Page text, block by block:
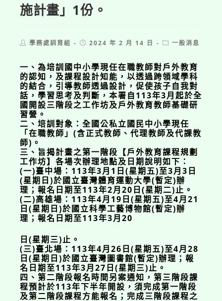
施計畫」1份。
Post學務處訓育組
Post2024 年 2 月 14 日
Post一般消息
一、為培訓國中小學現任在職教師對戶外教育
的認知，及課程設計知能，以透過跨領域學科
的結合，引導教師透過設計，促使孩子自我對
話，學習思考及判斷，本署自113年3月起於全
國開設三階段之工作坊及戶外教育教師基礎研
習營。
二、培訓對象：全國公私立國民中小學現任
「在職教師」(含正式教師、代理教師及代課教
師)。
三、旨揭計畫之第一階段【戶外教育課程規劃
工作坊】各場次辦理地點及日期說明如下：
(一)臺中場：113年3月1日(星期五)至3月3日
(星期日)於國立臺灣體育運動大學(暫定)辦
理；報名日期至113年2月20日(星期二)止。
(二)高雄場：113年4月19日(星期五)至4月21
日(星期日)於國立科學工藝博物館(暫定)辦
理；報名日期至113年3月20
日(星期三)止。
(三)臺北場：113年4月26日(星期五)至4月28
日(星期日)於國立臺灣圖書館(暫定)辦理；報
名日期至113年3月27日(星期三)止。
四、第二階段報名時間另案通知，第三階段課
程預計於113年下半年開設，須完成第一階段
及第二階段課程方能報名；完成三階段課程之